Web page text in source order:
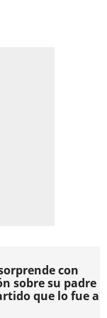
con
sobre su padre
que lo fue a